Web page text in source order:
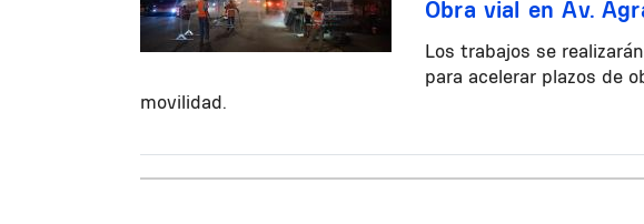
Obra vial en Av.
Los trabajos se
para acelerar plazos de
movilidad.